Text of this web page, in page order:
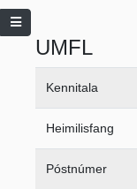
UMFL
Kennitala
Heimilisfang
Póstnúmer